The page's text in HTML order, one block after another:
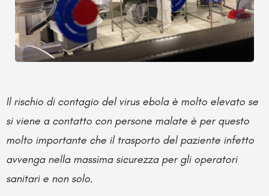
Il rischio di contagio del virus ebola è molto elevato se
si viene a contatto con persone malate è per questo
molto importante che il trasporto del paziente infetto
avvenga nella massima sicurezza per gli operatori
sanitari e non solo.